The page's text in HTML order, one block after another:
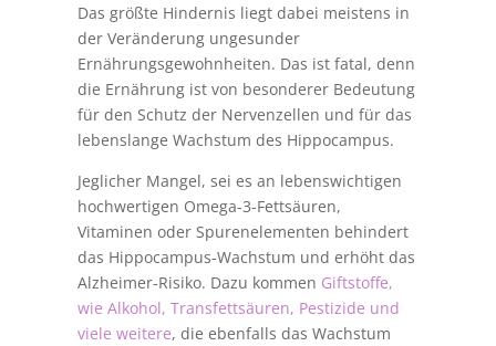
Das größte Hindernis liegt dabei meistens in
der Veränderung ungesunder
Ernährungsgewohnheiten. Das ist fatal, denn
die Ernährung ist von besonderer Bedeutung
für den Schutz der Nervenzellen und für das
lebenslange Wachstum des Hippocampus.
Jeglicher Mangel, sei es an lebenswichtigen
hochwertigen Omega-3-Fettsäuren,
Vitaminen oder Spurenelementen behindert
das Hippocampus-Wachstum und erhöht das
Alzheimer-Risiko. Dazu kommen Giftstoffe,
wie Alkohol, Transfettsäuren, Pestizide und
viele weitere, die ebenfalls das Wachstum